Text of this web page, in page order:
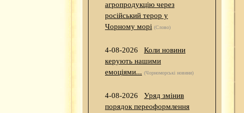
агропродукцію через
російський терор у
Чорному морі (Слово)
4-08-2026
Коли новини
керують нашими
емоціями... (Чорноморські новини)
4-08-2026
Уряд змінив
порядок переоформлення